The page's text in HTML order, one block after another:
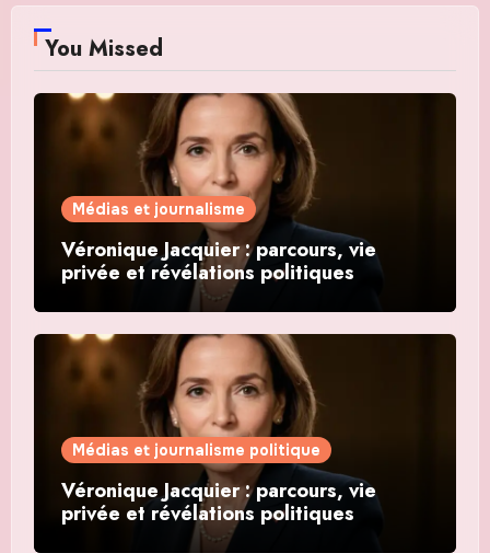
You Missed
Médias et journalisme
Véronique Jacquier : parcours, vie
privée et révélations politiques
Médias et journalisme politique
Véronique Jacquier : parcours, vie
privée et révélations politiques